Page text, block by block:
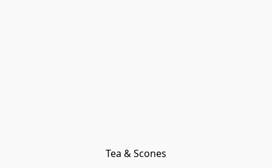
Tea & Scones